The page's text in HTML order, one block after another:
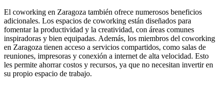
El coworking en Zaragoza también ofrece numerosos beneficios
adicionales. Los espacios de coworking están diseñados para
fomentar la productividad y la creatividad, con áreas comunes
inspiradoras y bien equipadas. Además, los miembros del coworking
en Zaragoza tienen acceso a servicios compartidos, como salas de
reuniones, impresoras y conexión a internet de alta velocidad. Esto
les permite ahorrar costos y recursos, ya que no necesitan invertir en
su propio espacio de trabajo.